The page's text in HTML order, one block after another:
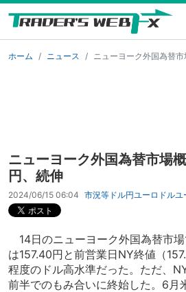
ホーム ニュース ニューヨーク外国為替
ニューヨーク外国為替市場
円、続伸
2024/06/15 06:04 市況等 ドル円ユーロドルユ
14日のニューヨーク外国為替市
は157.40円と前営業日NY終値（
程度のドル高水準だった。ただ、
前半でのもみ合いに終始した。6月